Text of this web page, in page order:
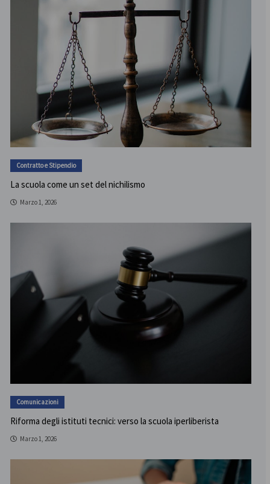
Contratto e Stipendio
La scuola come un set del nichilismo
Marzo 1, 2026
Comunicazioni
Riforma degli istituti tecnici: verso la scuola iperliberista
Marzo 1, 2026